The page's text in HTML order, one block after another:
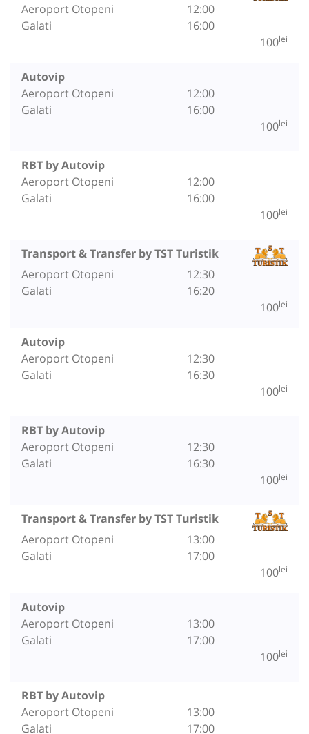
Aeroport Otopeni
Galati
12:00
16:00
100lei
Autovip
Aeroport Otopeni
Galati
12:00
16:00
100lei
RBT by Autovip
Aeroport Otopeni
Galati
12:00
16:00
100lei
Transport & Transfer by TST Turistik
Aeroport Otopeni
Galati
12:30
16:20
100lei
Autovip
Aeroport Otopeni
Galati
12:30
16:30
100lei
RBT by Autovip
Aeroport Otopeni
Galati
12:30
16:30
100lei
Transport & Transfer by TST Turistik
Aeroport Otopeni
Galati
13:00
17:00
100lei
Autovip
Aeroport Otopeni
Galati
13:00
17:00
100lei
RBT by Autovip
Aeroport Otopeni
Galati
13:00
17:00